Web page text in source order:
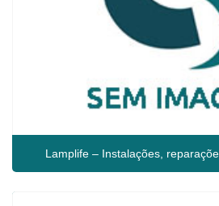
Lamplife – Instalações,